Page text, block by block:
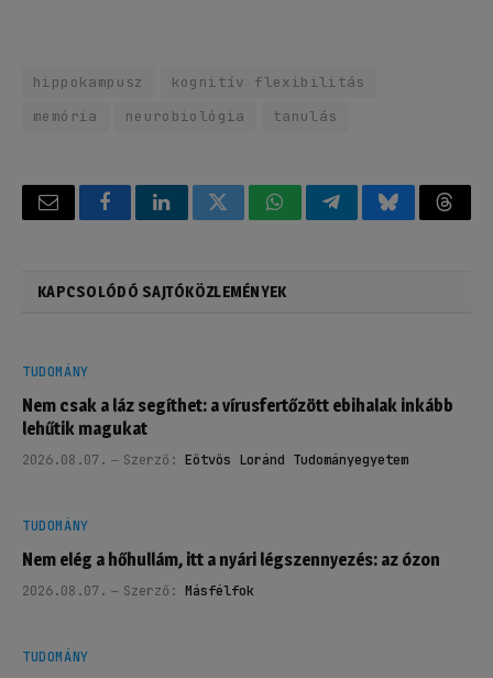
hippokampusz
kognitív flexibilitás
memória
neurobiológia tanulás
Email FacebookLinkedInTwitterWhatsAppTelegramBluesky
KAPCSOLÓDÓ SAJTÓKÖZLEMÉNYEK
TUDOMÁNY
Nem csak a láz segíthet: a vírusfertőzött ebihalak inkább
lehűtik magukat
2026.08.07. Szerző: Eötvös Loránd Tudományegyetem
TUDOMÁNY
Nem elég a hőhullám, itt a nyári légszennyezés: az ózon
2026.08.07. Szerző: Másfélfok
TUDOMÁNY